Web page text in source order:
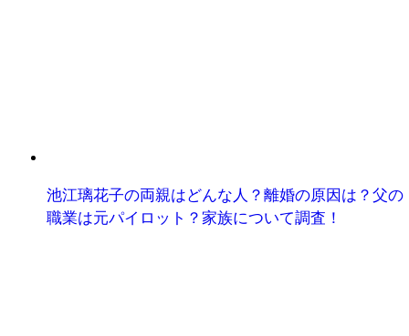
池江璃花子の両親はどんな人？離婚の原因は？父の
職業は元パイロット？家族について調査！